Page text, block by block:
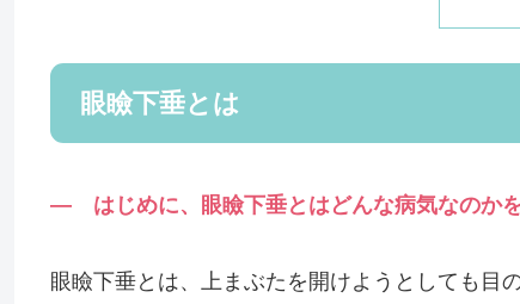
眼瞼下垂とは
— はじめに、眼瞼下垂とはどんな病気なのかを
眼瞼下垂とは、上まぶたを開けようとしても目